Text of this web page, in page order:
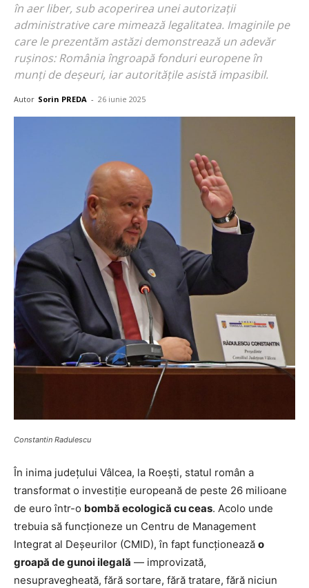
în aer liber, sub acoperirea unei autorizații
administrative care mimează legalitatea. Imaginile pe
care le prezentăm astăzi demonstrează un adevăr
rușinos: România îngroapă fonduri europene în
munți de deșeuri, iar autoritățile asistă impasibil.
Autor Sorin PREDA - 26 iunie 2025
Constantin Radulescu
În inima județului Vâlcea, la Roești, statul român a
transformat o investiție europeană de peste 26 milioane
de euro într-o bombă ecologică cu ceas. Acolo unde
trebuia să funcționeze un Centru de Management
Integrat al Deșeurilor (CMID), în fapt funcționează o
groapă de gunoi ilegală — improvizată,
nesupravegheată, fără sortare, fără tratare, fără niciun